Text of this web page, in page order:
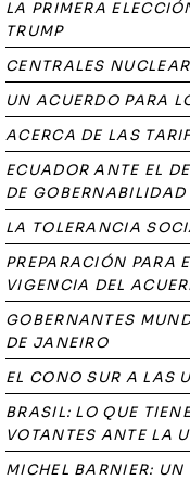
LA PRIMERA
TRUMP
CENTRALES
UN ACUERDO PARA
ACERCA DE LAS
ECUADOR ANTE EL
DE
LA TOLERANCIA
PREPARACIÓN PARA
VIGENCIA DEL
GOBERNANTES
DE JANEIRO
EL CONO SUR A LAS
BRASIL: LO QUE
VOTANTES ANTE LA
MICHEL BARNIER: UN